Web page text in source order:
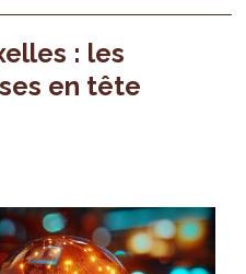
: les
en tête